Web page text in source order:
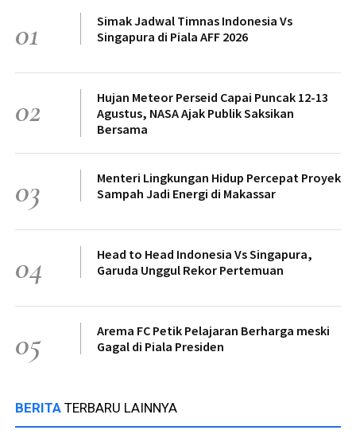
01
Simak Jadwal Timnas Indonesia Vs
Singapura di Piala AFF 2026
02
Hujan Meteor Perseid Capai Puncak 12-13
Agustus, NASA Ajak Publik Saksikan
Bersama
03
Menteri Lingkungan Hidup Percepat Proyek
Sampah Jadi Energi di Makassar
04
Head to Head Indonesia Vs Singapura,
Garuda Unggul Rekor Pertemuan
05
Arema FC Petik Pelajaran Berharga meski
Gagal di Piala Presiden
BERITA TERBARU LAINNYA